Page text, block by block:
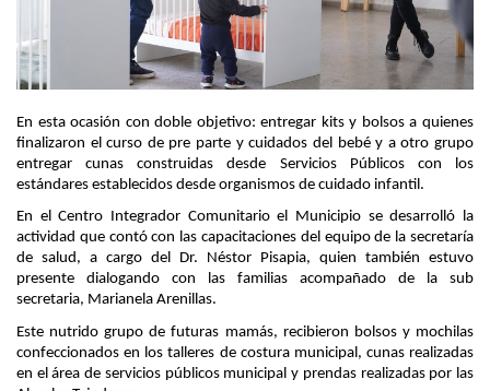
En esta ocasión con doble objetivo: entregar kits y bolsos a quienes
finalizaron el curso de pre parte y cuidados del bebé y a otro grupo
entregar cunas construidas desde Servicios Públicos con los
estándares establecidos desde organismos de cuidado infantil.
En el Centro Integrador Comunitario el Municipio se desarrolló la
actividad que contó con las capacitaciones del equipo de la secretaría
de salud, a cargo del Dr. Néstor Pisapia, quien también estuvo
presente dialogando con las familias acompañado de la sub
secretaria, Marianela Arenillas.
Este nutrido grupo de futuras mamás, recibieron bolsos y mochilas
confeccionados en los talleres de costura municipal, cunas realizadas
en el área de servicios públicos municipal y prendas realizadas por las